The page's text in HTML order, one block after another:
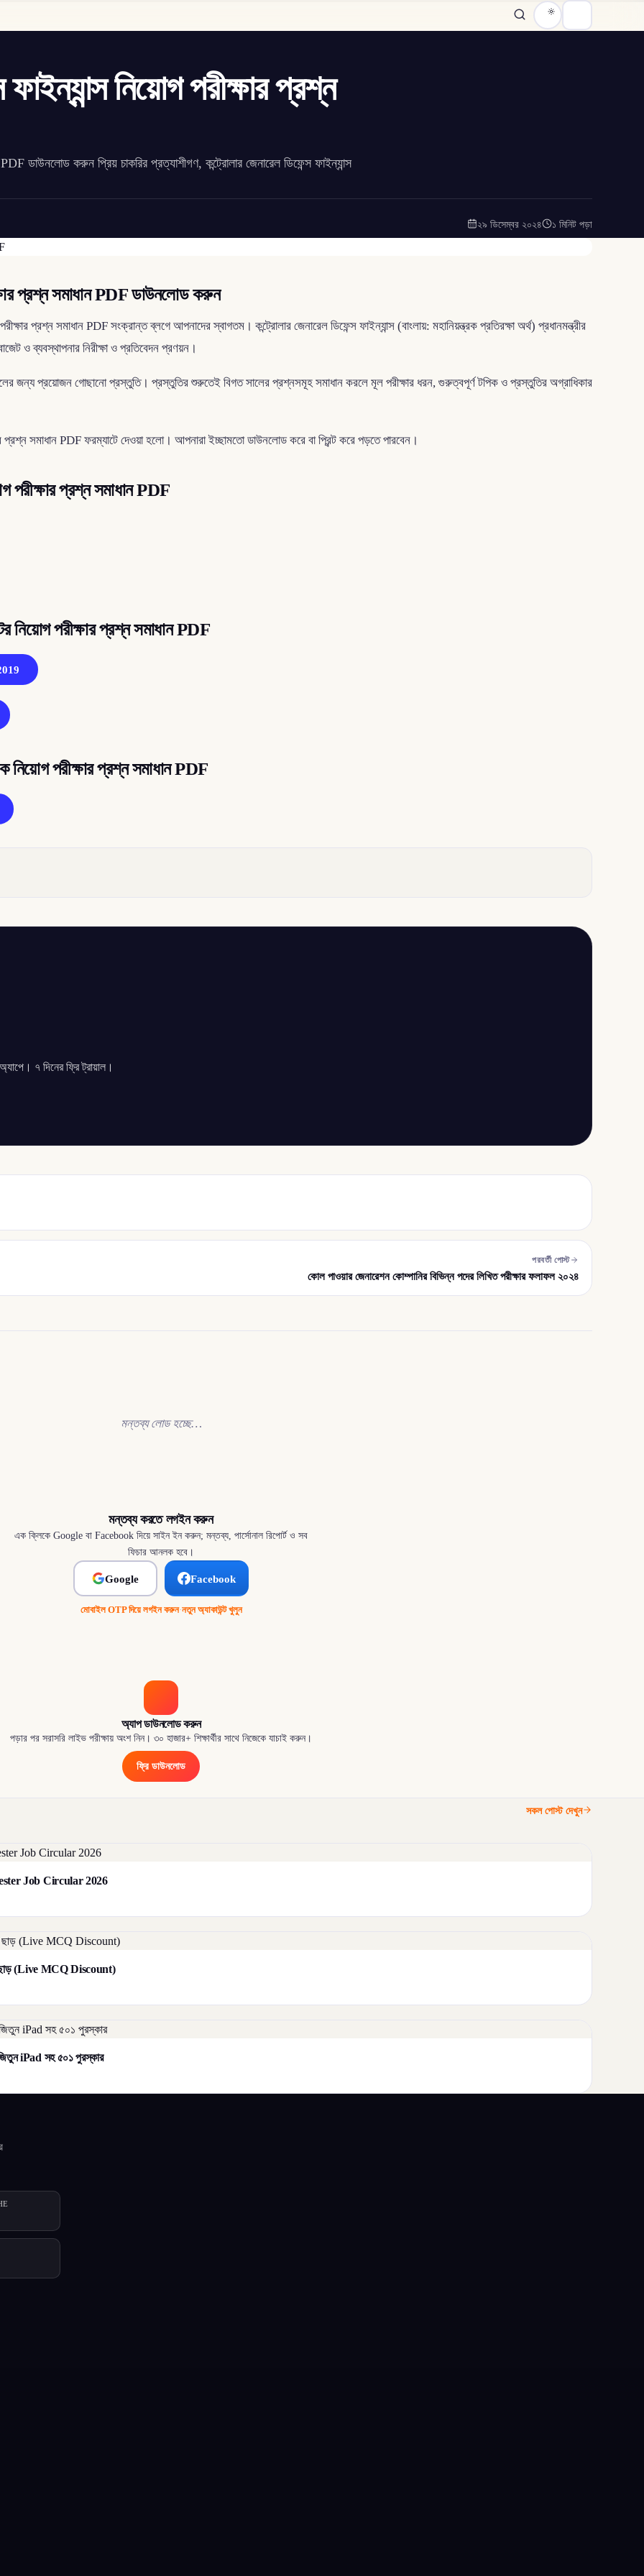
নিয়োগ পরীক্ষার প্রশ্ন
PDF ডাউনলোড করুন প্রিয় চাকরির প্রত্যাশীগণ, কন্ট্রোলার জেনারেল ডিফেন্স ফাইন্যান্স
২৯ ডিসেম্বর ২০২৪ ১ মিনিট পড়া
প্রশ্ন সমাধান PDF ডাউনলোড করুন
প্রশ্ন সমাধান PDF সংক্রান্ত ব্লগে আপনাদের স্বাগতম। কন্ট্রোলার জেনারেল ডিফেন্স ফাইন্যান্স (বাংলায়: মহানিয়ন্ত্রক প্রতিরক্ষা অর্থ) প্রধানমন্ত্রীর
ও ব্যবস্থাপনার নিরীক্ষা ও প্রতিবেদন প্রণয়ন।
জন্য প্রয়োজন গোছানো প্রস্তুতি। প্রস্তুতির শুরুতেই বিগত সালের প্রশ্নসমূহ সমাধান করলে মূল পরীক্ষার ধরন, গুরুত্বপূর্ণ টপিক ও প্রস্তুতির অগ্রাধিকার
সমাধান PDF ফরম্যাটে দেওয়া হলো। আপনারা ইচ্ছামতো ডাউনলোড করে বা প্রিন্ট করে পড়তে পারবেন।
পরীক্ষার প্রশ্ন সমাধান PDF
নিয়োগ পরীক্ষার প্রশ্ন সমাধান PDF
নিয়োগ পরীক্ষার প্রশ্ন সমাধান PDF
৭ দিনের ফ্রি ট্রায়াল।
পরবর্তী পোস্ট
কোল পাওয়ার জেনারেশন কোম্পানির বিভিন্ন পদের লিখিত পরীক্ষার ফলাফল ২০২৪
মন্তব্য লোড হচ্ছে…
মন্তব্য করতে লগইন করুন
এক ক্লিকে Google বা Facebook দিয়ে সাইন ইন করুন; মন্তব্য, পার্সোনাল রিপোর্ট ও সব
ফিচার আনলক হবে।
Google Facebook
মোবাইল OTP দিয়ে লগইন করুন·নতুন অ্যাকাউন্ট খুলুন
অ্যাপ ডাউনলোড করুন
পড়ার পর সরাসরি লাইভ পরীক্ষায় অংশ নিন। ৩০ হাজার+ শিক্ষার্থীর সাথে নিজেকে যাচাই করুন।
ফ্রি ডাউনলোড
সকল পোস্ট দেখুন
Job Circular 2026
ছাড় (Live MCQ Discount)
iPad সহ ৫০১ পুরস্কার